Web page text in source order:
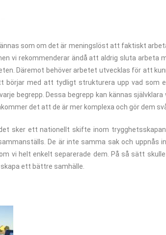
som om det är meningslöst att faktiskt
vi rekommenderar ändå att aldrig sluta arbeta
Däremot behöver arbetet utvecklas för att
med att tydligt strukturera upp vad som
begrepp. Dessa begrepp kan kännas
det att de är mer komplexa och gör dem
sker ett nationellt skifte inom
De är inte samma sak och uppnås
vi helt enkelt separerade dem. På så sätt
ett bättre samhälle.